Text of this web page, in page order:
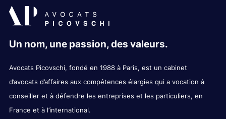
Un nom, une passion, des valeurs.
Avocats Picovschi, fondé en 1988 à Paris, est un cabinet
d’avocats d’affaires aux compétences élargies qui a vocation à
conseiller et à défendre les entreprises et les particuliers, en
France et à l’international.